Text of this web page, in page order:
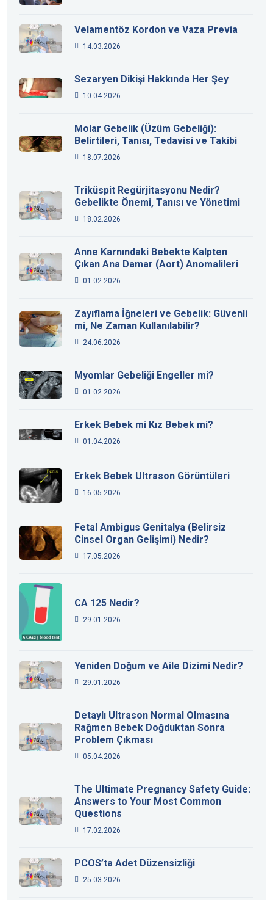
Velamentöz Kordon ve Vaza Previa
14.03.2026
Sezaryen Dikişi Hakkında Her Şey
10.04.2026
Molar Gebelik (Üzüm Gebeliği):
Belirtileri, Tanısı, Tedavisi ve Takibi
18.07.2026
Triküspit Regürjitasyonu Nedir?
Gebelikte Önemi, Tanısı ve Yönetimi
18.02.2026
Anne Karnındaki Bebekte Kalpten
Çıkan Ana Damar (Aort) Anomalileri
01.02.2026
Zayıflama İğneleri ve Gebelik: Güvenli
mi, Ne Zaman Kullanılabilir?
24.06.2026
Myomlar Gebeliği Engeller mi?
01.02.2026
Erkek Bebek mi Kız Bebek mi?
01.04.2026
Erkek Bebek Ultrason Görüntüleri
16.05.2026
Fetal Ambigus Genitalya (Belirsiz
Cinsel Organ Gelişimi) Nedir?
17.05.2026
CA 125 Nedir?
29.01.2026
Yeniden Doğum ve Aile Dizimi Nedir?
29.01.2026
Detaylı Ultrason Normal Olmasına
Rağmen Bebek Doğduktan Sonra
Problem Çıkması
05.04.2026
The Ultimate Pregnancy Safety Guide:
Answers to Your Most Common
Questions
17.02.2026
PCOS’ta Adet Düzensizliği
25.03.2026